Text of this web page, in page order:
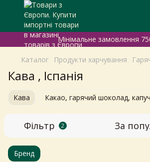
Мінімальне замовлення
Каталог Продукти харчування
Кава , Іспанія
Кава Какао, гарячий шоколад,
Фільтр 2 За
Бренд